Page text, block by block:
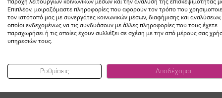
παροχή λειτουργιών κοινωνικών μέσων και την ανάλυση της επισκεψιμότητάς
Επιπλέον, μοιραζόμαστε πληροφορίες που αφορούν τον τρόπο που
τον ιστότοπό μας με συνεργάτες κοινωνικών μέσων, διαφήμισης και αναλύσεων,
οποίοι ενδεχομένως να τις συνδυάσουν με άλλες πληροφορίες που τους έχετε
παραχωρήσει ή τις οποίες έχουν συλλέξει σε σχέση με την από μέρους σας
υπηρεσιών τους.
Ρυθμίσεις Αποδέχομαι